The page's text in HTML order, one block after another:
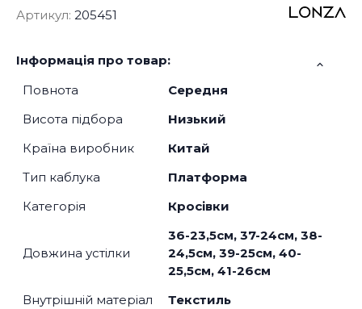
Артикул: 205451
Інформація про товар:
Повнота
Середня
Висота підбора
Низький
Країна виробник
Китай
Тип каблука
Платформа
Категорія
Кросівки
Довжина устілки
36-23,5см, 37-24см, 38-
24,5см, 39-25см, 40-
25,5см, 41-26см
Внутрішній матеріал
Текстиль